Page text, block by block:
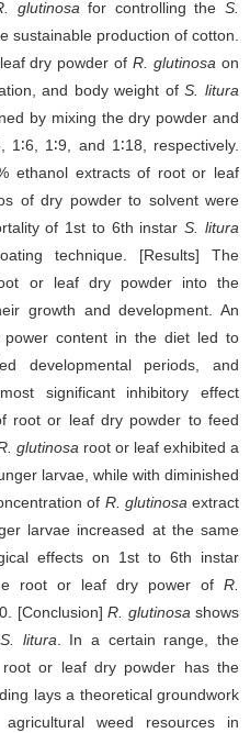
glutinosa for controlling theS.
sustainable production of cotton.
dry powder ofR. glutinosa on
and body weight ofS. litura
by mixing the dry powder and
1∶9, and 1∶18, respectively.
ethanol extracts of root or leaf
of dry powder to solvent were
of 1st to 6th instarS. litura
technique. [Results] The
or leaf dry powder into the
growth and development. An
content in the diet led to
developmental periods, and
significant inhibitory effect
root or leaf dry powder to feed
glutinosa root or leaf exhibited a
larvae, while with diminished
of R. glutinosa extract
larvae increased at the same
effects on 1st to 6th instar
root or leaf dry power of R.
[Conclusion]R. glutinosa shows
S. litura . In a certain range, the
root or leaf dry powder has the
lays a theoretical groundwork
weed resources in